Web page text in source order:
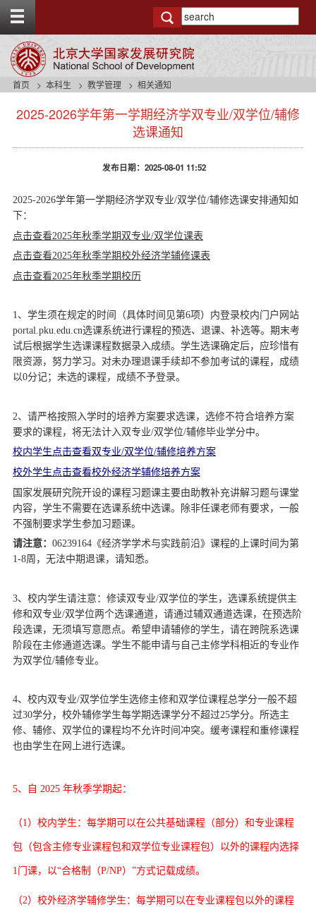
g
t
首页 本科生 教学管理 相关通知
2025-2026学年第一学期经济学双专业/双学位/辅修
选课通知
发布日期：2025-08-01 11:52
2025-2026学年第一学期经济学双专业/双学位/辅修选课安排通知如
下：
点击查看2025年秋季学期双专业/双学位课表
点击查看2025年秋季学期校外经济学辅修课表
点击查看2025年秋季学期校历
1、学生须在规定的时间（具体时间见第6项）内登录校内门户网站
portal.pku.edu.cn选课系统进行课程的预选、退课、补选等。期末考
试后根据学生选课课程数据录入成绩。学生选课确定后，应珍惜有
限资源，努力学习。对未办理退课手续却不参加考试的课程，成绩
以0分记；未选的课程，成绩不予登录。
2、请严格按照入学时的培养方案要求选课，选修不符合培养方案
要求的课程，将无法计入双专业/双学位/辅修毕业学分中。
校内学生点击查看双专业/双学位/辅修培养方案
校外学生点击查看校外经济学辅修培养方案
国家发展研究院开设的课程习题课主要由助教补充讲解习题与课堂
内容，学生不需要在选课系统中选课。除非任课老师有要求，一般
不强制要求学生参加习题课。
请注意： 06239164《经济学学术与实践前沿》课程的上课时间为第
1-8周，无法中期退课，请知悉。
3、校内学生请注意：修读双专业/双学位的学生，选课系统提供主
修和双专业/双学位两个选课通道，请通过辅双通道选课，在预选阶
段选课，无须填写意愿点。希望申请辅修的学生，请在跨院系选课
阶段在主修通道选课。学生不能申请与自己主修学科相近的专业作
为双学位/辅修专业。
4、校内双专业/双学位学生选修主修和双学位课程总学分一般不超
过30学分，校外辅修学生每学期选课学分不超过25学分。所选主
修、辅修、双学位的课程均不允许时间冲突。缓考课程和重修课程
也由学生在网上进行选课。
5、自 2025 年秋季学期起：
（1）校内学生：每学期可以在公共基础课程（部分）和专业课程
包（包含主修专业课程包和双学位专业课程包）以外的课程内选择
1门课，以“合格制（P/NP）”方式记载成绩。
（2）校外经济学辅修学生：每学期可以在专业课程包以外的课程